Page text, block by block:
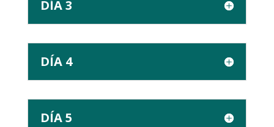
DÍA 3
DÍA 4
DÍA 5